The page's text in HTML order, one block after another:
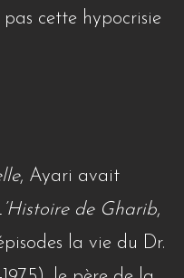
pas cette hypocrisie
, Ayari avait
de Gharib,
la vie du Dr.